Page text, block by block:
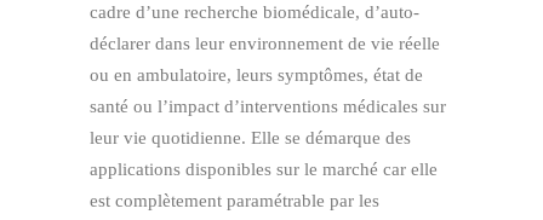
cadre d’une recherche biomédicale, d’auto-
déclarer dans leur environnement de vie réelle
ou en ambulatoire, leurs symptômes, état de
santé ou l’impact d’interventions médicales sur
leur vie quotidienne. Elle se démarque des
applications disponibles sur le marché car elle
est complètement paramétrable par les